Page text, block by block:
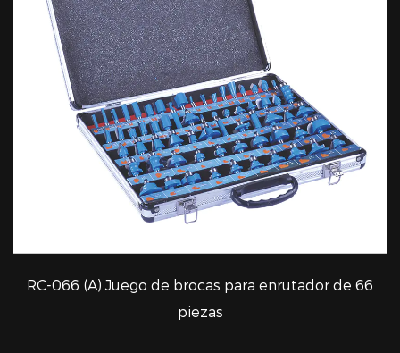
VISTA RÁPIDA
RC-066 (A) Juego de brocas para enrutador de 66
piezas